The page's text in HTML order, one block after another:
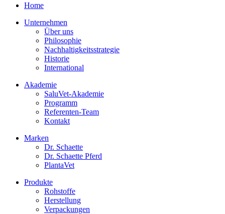
Home
Unternehmen
Über uns
Philosophie
Nachhaltigkeitsstrategie
Historie
International
Akademie
SaluVet-Akademie
Programm
Referenten-Team
Kontakt
Marken
Dr. Schaette
Dr. Schaette Pferd
PlantaVet
Produkte
Rohstoffe
Herstellung
Verpackungen